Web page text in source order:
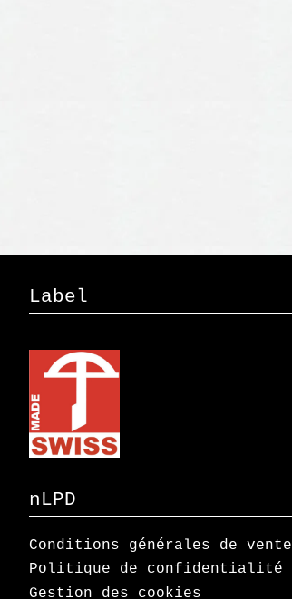
Label
nLPD
Conditions générales de vente
Politique de confidentialité
Gestion des cookies